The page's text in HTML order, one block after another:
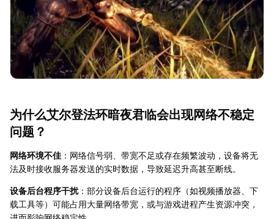
为什么艾尔登法环暗夜君临会出现网络不稳定
问题？
网络环境不佳 ：网络信号弱、带宽不足或存在频繁波动，设备将无
法及时接收服务器发送的实时数据，导致延迟升高甚至断线。
设备后台程序干扰：部分设备后台运行的程序（如视频播放器、下
载工具等）可能占用大量网络带宽，或与游戏进程产生资源冲突，